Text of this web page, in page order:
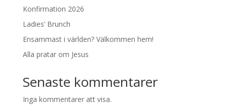
Konfirmation 2026
Ladies’ Brunch
Ensammast i världen? Välkommen hem!
Alla pratar om Jesus
Senaste kommentarer
Inga kommentarer att visa.